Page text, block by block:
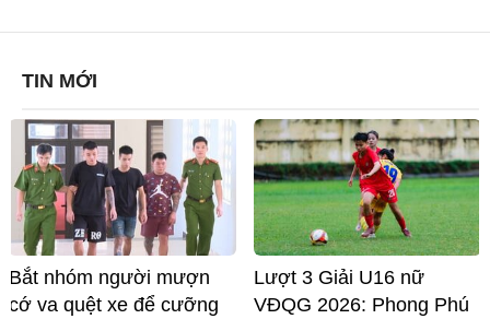
TIN MỚI
Bắt nhóm người mượn
cớ va quệt xe để cưỡng
Lượt 3 Giải U16 nữ
VĐQG 2026: Phong Phú